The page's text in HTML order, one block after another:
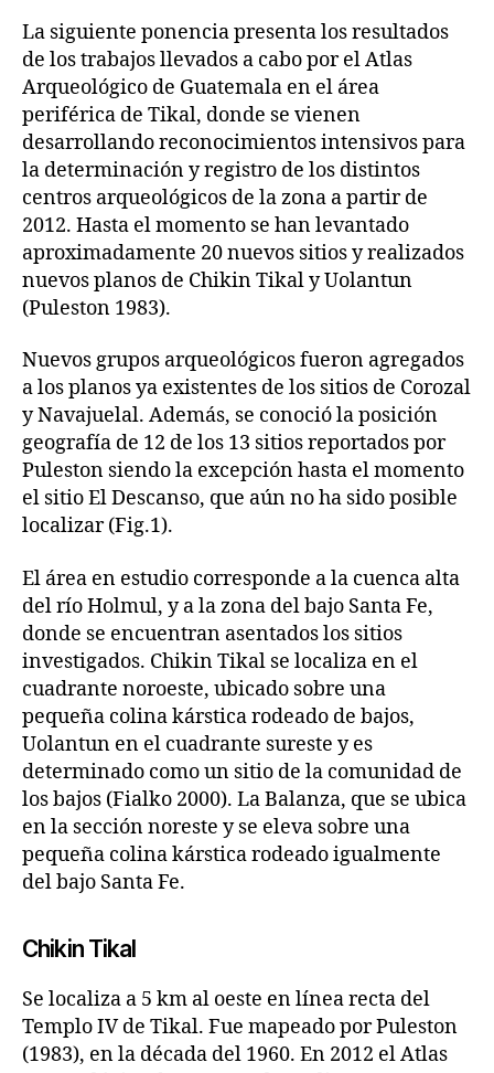
La siguiente ponencia presenta los resultados
de los trabajos llevados a cabo por el Atlas
Arqueológico de Guatemala en el área
periférica de Tikal, donde se vienen
desarrollando reconocimientos intensivos para
la determinación y registro de los distintos
centros arqueológicos de la zona a partir de
2012. Hasta el momento se han levantado
aproximadamente 20 nuevos sitios y realizados
nuevos planos de Chikin Tikal y Uolantun
(Puleston 1983).
Nuevos grupos arqueológicos fueron agregados
a los planos ya existentes de los sitios de Corozal
y Navajuelal. Además, se conoció la posición
geografía de 12 de los 13 sitios reportados por
Puleston siendo la excepción hasta el momento
el sitio El Descanso, que aún no ha sido posible
localizar (Fig.1).
El área en estudio corresponde a la cuenca alta
del río Holmul, y a la zona del bajo Santa Fe,
donde se encuentran asentados los sitios
investigados. Chikin Tikal se localiza en el
cuadrante noroeste, ubicado sobre una
pequeña colina kárstica rodeado de bajos,
Uolantun en el cuadrante sureste y es
determinado como un sitio de la comunidad de
los bajos (Fialko 2000). La Balanza, que se ubica
en la sección noreste y se eleva sobre una
pequeña colina kárstica rodeado igualmente
del bajo Santa Fe.
Chikin Tikal
Se localiza a 5 km al oeste en línea recta del
Templo IV de Tikal. Fue mapeado por Puleston
(1983), en la década del 1960. En 2012 el Atlas